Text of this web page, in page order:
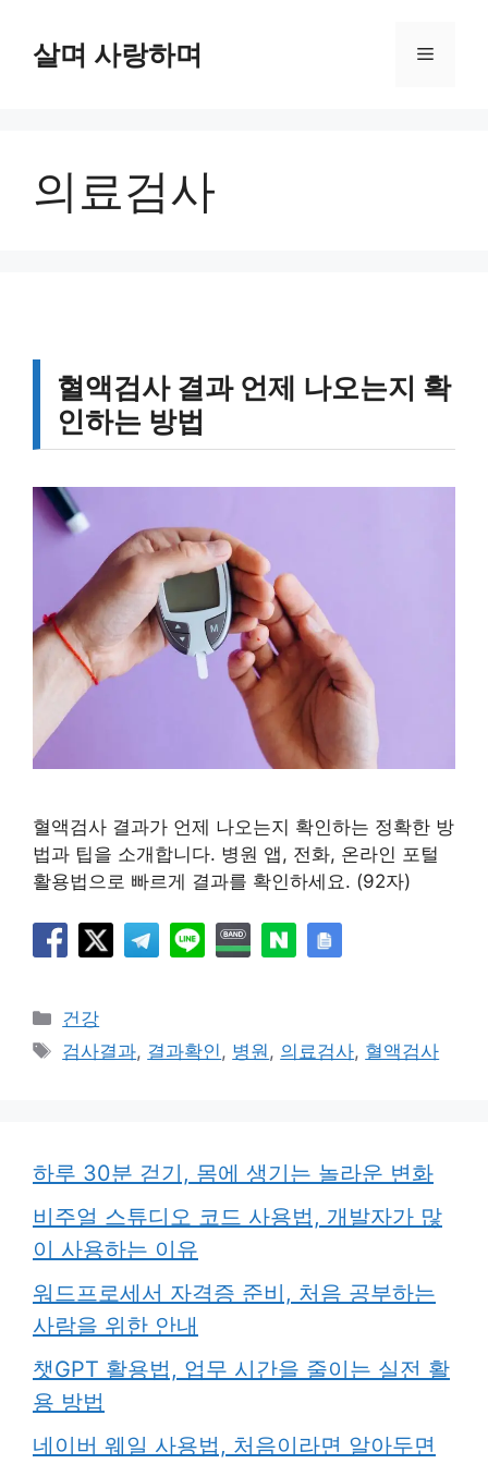
살며 사랑하며 메
의료검사
혈액검사 결과 언제 나오는지 확
인하는 방법
혈액검사 결과가 언제 나오는지 확인하는 정확한 방
법과 팁을 소개합니다. 병원 앱, 전화, 온라인 포털
활용법으로 빠르게 결과를 확인하세요. (92자)
카
테
건강
태
검사결과, 결과확인, 병원, 의료검사, 혈액검사
하루 30분 걷기, 몸에 생기는 놀라운 변화
비주얼 스튜디오 코드 사용법, 개발자가 많
이 사용하는 이유
워드프로세서 자격증 준비, 처음 공부하는
사람을 위한 안내
챗GPT 활용법, 업무 시간을 줄이는 실전 활
용 방법
네이버 웨일 사용법, 처음이라면 알아두면